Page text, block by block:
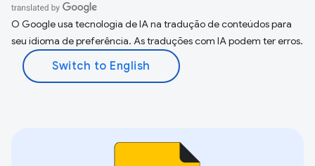
O Google usa tecnologia de IA na tradução de conteúdos para
seu idioma de preferência. As traduções com IA podem ter erros.